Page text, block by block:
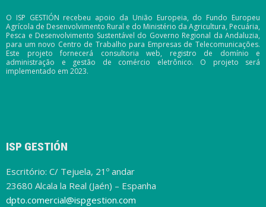
O ISP GESTIÓN recebeu apoio da União Europeia, do Fundo Europeu
Agrícola de Desenvolvimento Rural e do Ministério da Agricultura, Pecuária,
Pesca e Desenvolvimento Sustentável do Governo Regional da Andaluzia,
para um novo Centro de Trabalho para Empresas de Telecomunicações.
Este projeto fornecerá consultoria web, registro de domínio e
administração e gestão de comércio eletrônico. O projeto será
implementado em 2023.
ISP GESTIÓN
Escritório: C/ Tejuela, 21º andar
23680 Alcala la Real (Jaén) – Espanha
dpto.comercial@ispgestion.com